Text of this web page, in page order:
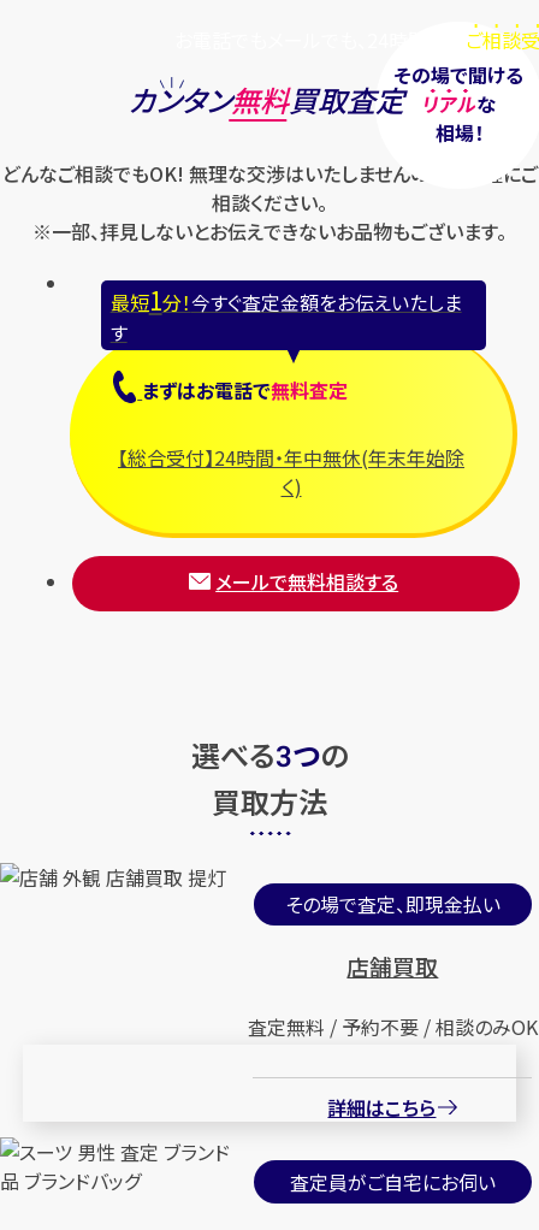
ご相談
その場で聞ける
リアルな
相場！
カンタン無料買取査定
どんなご相談でもOK! 無理な交渉はいたしませんのでお気軽にご
相談ください。
※一部、拝見しないとお伝えできないお品物もございます。
最短1分！今すぐ査定金額をお伝えいたしま
す
まずはお電話で無料査定
【総合受付】24時間・年中無休(年末年始除
く)
メールで無料相談する
選べる3つの
買取方法
その場で査定、即現金払い
店舗買取
査定無料 / 予約不要 / 相談のみOK
詳細はこちら
査定員がご自宅にお伺い